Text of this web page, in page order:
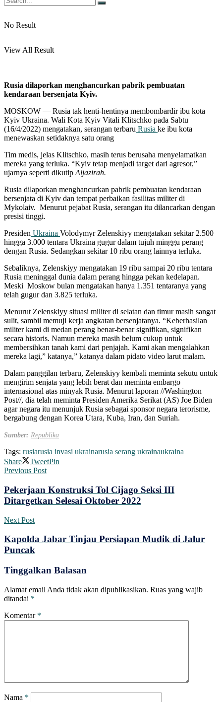
No Result
View All Result
Rusia dilaporkan menghancurkan pabrik pembuatan
kendaraan bersenjata Kyiv.
MOSKOW — Rusia tak henti-hentinya membombardir ibu kota
Kyiv Ukraina. Wali Kota Kyiv Vitali Klitschko pada Sabtu
(16/4/2022) mengatakan, serangan terbaru Rusia ke ibu kota
menewaskan setidaknya satu orang
Tim medis, jelas Klitschko, masih terus berusaha menyelamatkan
mereka yang terluka. “Kyiv tetap menjadi target dari agresor,”
ujarnya seperti dikutip Aljazirah.
Rusia dilaporkan menghancurkan pabrik pembuatan kendaraan
bersenjata di Kyiv dan tempat perbaikan fasilitas militer di
Mykolaiv. Menurut pejabat Rusia, serangan itu dilancarkan dengan
presisi tinggi.
Presiden Ukraina Volodymyr Zelenskiyy mengatakan sekitar 2.500
hingga 3.000 tentara Ukraina gugur dalam tujuh minggu perang
dengan Rusia. Sedangkan sekitar 10 ribu orang lainnya terluka.
Sebaliknya, Zelenskiyy mengatakan 19 ribu sampai 20 ribu tentara
Rusia meninggal dunia dalam perang hingga pekan kedelapan.
Meski Moskow bulan mengatakan hanya 1.351 tentaranya yang
telah gugur dan 3.825 terluka.
Menurut Zelenskiyy situasi militer di selatan dan timur masih sangat
sulit, sambil memuji kerja angkatan bersenjatanya. “Keberhasilan
militer kami di medan perang benar-benar signifikan, signifikan
secara historis. Namun mereka masih belum cukup untuk
membersihkan tanah kami dari penjajah. Kami akan mengalahkan
mereka lagi,” katanya,” katanya dalam pidato video larut malam.
Dalam panggilan terbaru, Zelenskiyy kembali meminta sekutu untuk
mengirim senjata yang lebih berat dan meminta embargo
internasional atas minyak Rusia. Menurut laporan //Washington
Post//, dia telah meminta Presiden Amerika Serikat (AS) Joe Biden
agar negara itu menunjuk Rusia sebagai sponsor negara terorisme,
bergabung dengan Korea Utara, Kuba, Iran, dan Suriah.
Sumber: Republika
Tags: rusiarusia invasi ukrainarusia serang ukrainaukraina
Share
TweetPin
Previous Post
Pekerjaan Konstruksi Tol Cijago Seksi III
Ditargetkan Selesai Oktober 2022
Next Post
Kapolda Jabar Tinjau Persiapan Mudik di Jalur
Puncak
Tinggalkan Balasan
Alamat email Anda tidak akan dipublikasikan. Ruas yang wajib
ditandai *
Komentar *
Nama *